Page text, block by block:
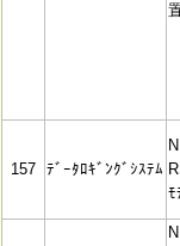
157 ﾃﾞｰﾀﾛｷﾞﾝｸﾞｼｽﾃﾑ
ﾓ